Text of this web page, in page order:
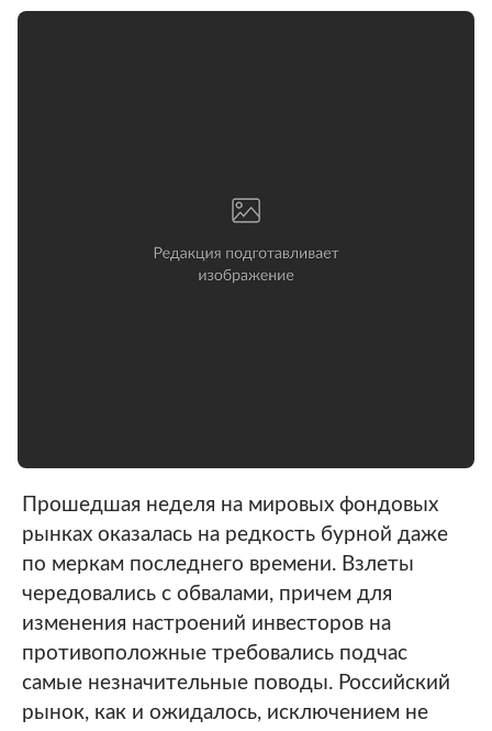
Прошедшая неделя на мировых фондовых
рынках оказалась на редкость бурной даже
по меркам последнего времени. Взлеты
чередовались с обвалами, причем для
изменения настроений инвесторов на
противоположные требовались подчас
самые незначительные поводы. Российский
рынок, как и ожидалось, исключением не